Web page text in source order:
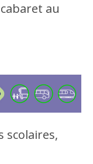
au
scolaires,